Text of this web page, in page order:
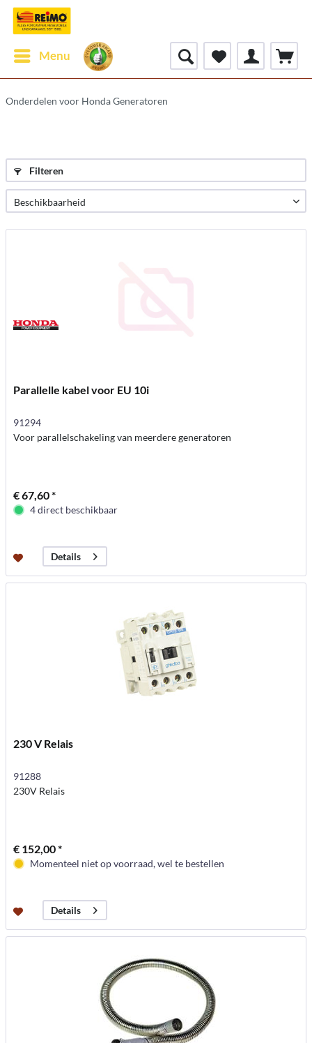
Menu
Onderdelen voor Honda Generatoren
Filteren
Parallelle kabel voor EU 10i
91294
Voor parallelschakeling van meerdere generatoren
€ 67,60 *
4 direct beschikbaar
Details
230 V Relais
91288
230V Relais
€ 152,00 *
Momenteel niet op voorraad, wel te bestellen
Details